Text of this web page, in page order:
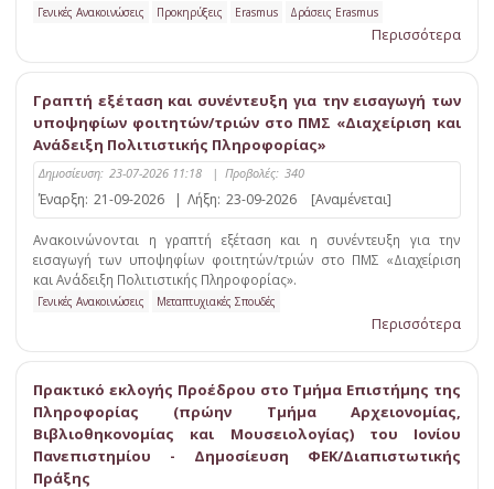
Γενικές Ανακοινώσεις Προκηρύξεις Erasmus Δράσεις Erasmus
Περισσότερα
Γραπτή εξέταση και συνέντευξη για την εισαγωγή των
υποψηφίων φοιτητών/τριών στο ΠΜΣ «Διαχείριση και
Ανάδειξη Πολιτιστικής Πληροφορίας»
Δημοσίευση: 23-07-2026 11:18 | Προβολές: 340
Έναρξη: 21-09-2026 | Λήξη: 23-09-2026 [Αναμένεται]
Ανακοινώνονται η γραπτή εξέταση και η συνέντευξη για την
εισαγωγή των υποψηφίων φοιτητών/τριών στο ΠΜΣ «Διαχείριση
και Ανάδειξη Πολιτιστικής Πληροφορίας».
Γενικές Ανακοινώσεις Μεταπτυχιακές Σπουδές
Περισσότερα
Πρακτικό εκλογής Προέδρου στο Τμήμα Επιστήμης της
Πληροφορίας (πρώην Τμήμα Αρχειονομίας,
Βιβλιοθηκονομίας και Μουσειολογίας) του Ιονίου
Πανεπιστημίου - Δημοσίευση ΦΕΚ/Διαπιστωτικής
Πράξης